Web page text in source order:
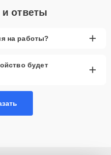
ответы
на работы? +
будет
+